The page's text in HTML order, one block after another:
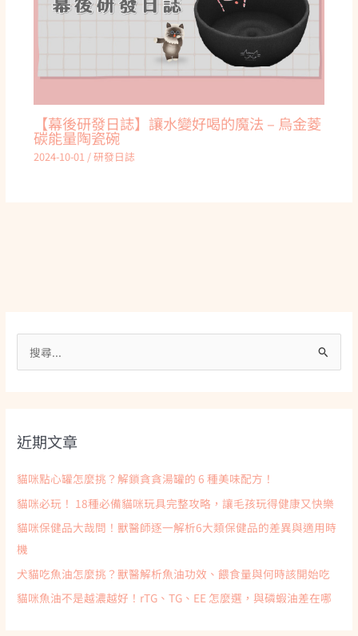
尋
字
近期文章
貓咪點心罐怎麼挑？解鎖貪貪湯罐的 6 種美味配方！
貓咪必玩！ 18種必備貓咪玩具完整攻略，讓毛孩玩得健康又快樂
貓咪保健品大哉問！獸醫師逐一解析6大類保健品的差異與適用時
機
犬貓吃魚油怎麼挑？獸醫解析魚油功效、餵食量與何時該開始吃
貓咪魚油不是越濃越好！rTG、TG、EE 怎麼選，與磷蝦油差在哪
【幕後研發日誌】讓水變好喝的魔法 – 烏金菱
碳能量陶瓷碗
2024-10-01 /研發日誌